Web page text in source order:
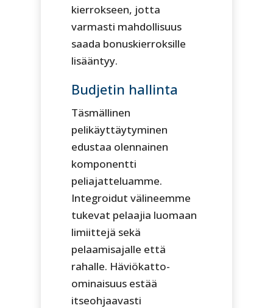
kierrokseen, jotta
varmasti mahdollisuus
saada bonuskierroksille
lisääntyy.
Budjetin hallinta
Täsmällinen
pelikäyttäytyminen
edustaa olennainen
komponentti
peliajatteluamme.
Integroidut välineemme
tukevat pelaajia luomaan
limiittejä sekä
pelaamisajalle että
rahalle. Häviökatto-
ominaisuus estää
itseohjaavasti